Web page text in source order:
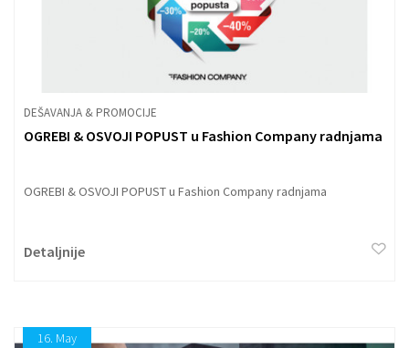
DEŠAVANJA & PROMOCIJE
OGREBI & OSVOJI POPUST u Fashion Company radnjama
OGREBI & OSVOJI POPUST u Fashion Company radnjama
Detaljnije
16. May